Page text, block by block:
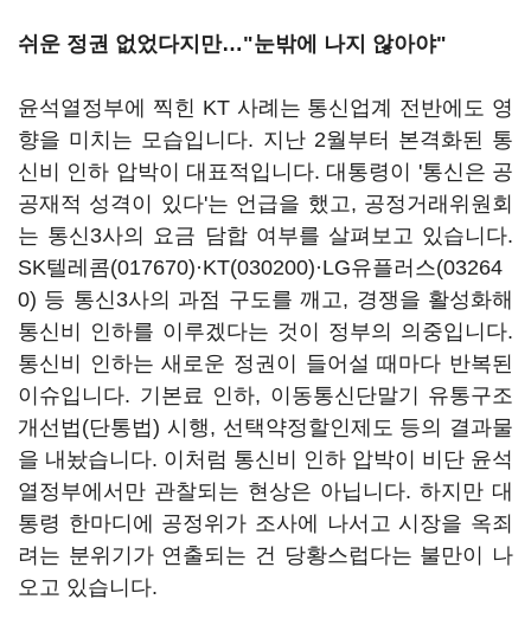
쉬운 정권 없었다지만…"눈밖에 나지 않아야"
윤석열정부에 찍힌 KT 사례는 통신업계 전반에도 영
향을 미치는 모습입니다. 지난 2월부터 본격화된 통
신비 인하 압박이 대표적입니다. 대통령이 '통신은 공
공재적 성격이 있다'는 언급을 했고, 공정거래위원회
는 통신3사의 요금 담합 여부를 살펴보고 있습니다.
SK텔레콤(017670)·KT(030200)·LG유플러스(03264
0) 등 통신3사의 과점 구도를 깨고, 경쟁을 활성화해
통신비 인하를 이루겠다는 것이 정부의 의중입니다.
통신비 인하는 새로운 정권이 들어설 때마다 반복된
이슈입니다. 기본료 인하, 이동통신단말기 유통구조
개선법(단통법) 시행, 선택약정할인제도 등의 결과물
을 내놨습니다. 이처럼 통신비 인하 압박이 비단 윤석
열정부에서만 관찰되는 현상은 아닙니다. 하지만 대
통령 한마디에 공정위가 조사에 나서고 시장을 옥죄
려는 분위기가 연출되는 건 당황스럽다는 불만이 나
오고 있습니다.